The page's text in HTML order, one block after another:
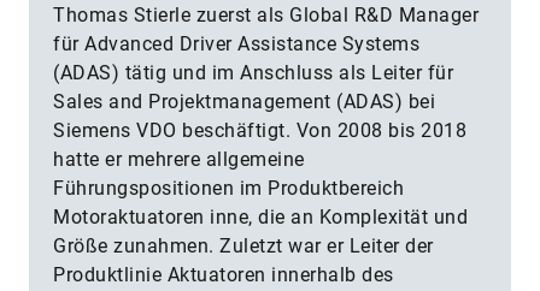
Thomas Stierle zuerst als Global R&D Manager
für Advanced Driver Assistance Systems
(ADAS) tätig und im Anschluss als Leiter für
Sales and Projektmanagement (ADAS) bei
Siemens VDO beschäftigt. Von 2008 bis 2018
hatte er mehrere allgemeine
Führungspositionen im Produktbereich
Motoraktuatoren inne, die an Komplexität und
Größe zunahmen. Zuletzt war er Leiter der
Produktlinie Aktuatoren innerhalb des